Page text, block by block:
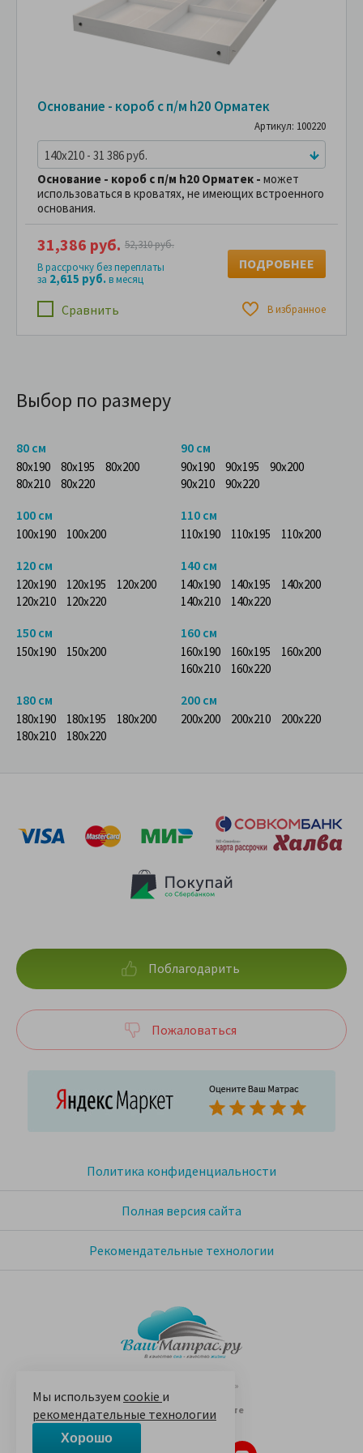
Основание - короб с п/м h20 Орматек
Артикул: 100220
140x210 - 31 386 руб.
Основание - короб с п/м h20 Орматек - может
использоваться в кроватях, не имеющих встроенного
основания.
Сравнить В избранное
31,386 руб. 52,310 руб.
В рассрочку без переплаты
за 2,615 руб.в месяц
ПОДРОБНЕЕ
Выбор по размеру
80 см
80x190 80x195
80x200
80x210
80x220
90 см
90x190 90x195
90x200
90x210
90x220
100 см
100x190 100x200
110 см
110x190 110x195 110x200
120 см
120x190 120x195
120x200
120x210
120x220
140 см
140x190 140x195
140x200
140x210
140x220
150 см
150x190 150x200
160 см
160x190 160x195
160x200
160x210
160x220
180 см
180x190 180x195
180x200
180x210
180x220
200 см
200x200 200x210 200x220
© 2005-2026 «Ваш матрас»
14 лет на Яндекс.Маркете
Политика конфиденциальности
Полная версия сайта
Рекомендательные технологии
Поблагодарить
Пожаловаться
Мы используем cookie и
рекомендательные технологии
Хорошо